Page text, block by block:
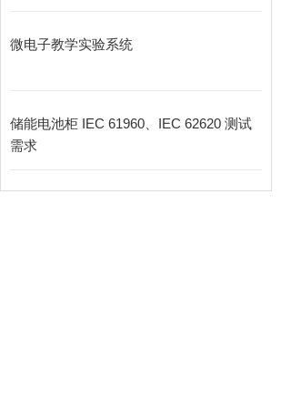
微电子教学实验系统
储能电池柜 IEC 61960、IEC 62620 测试
需求